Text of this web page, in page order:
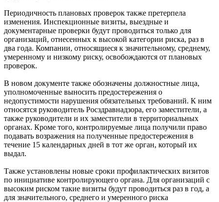
Периодичность плановых проверок также претерпела
изменения. Инспекционные визиты, выездные и
документарные проверки будут проводиться только для
организаций, отнесенных к высокой категории риска, раз в
два года. Компании, относящиеся к значительному, среднему,
умеренному и низкому риску, освобождаются от плановых
проверок.
В новом документе также обозначены должностные лица,
уполномоченные выносить предостережения о
недопустимости нарушения обязательных требований. К ним
относятся руководитель Росздравнадзора, его заместители, а
также руководители и их заместители в территориальных
органах. Кроме того, контролируемые лица получили право
подавать возражения на полученные предостережения в
течение 15 календарных дней в тот же орган, который их
выдал.
Также установлены новые сроки профилактических визитов
по инициативе контролирующего органа. Для организаций с
высоким риском такие визиты будут проводиться раз в год, а
для значительного, среднего и умеренного риска